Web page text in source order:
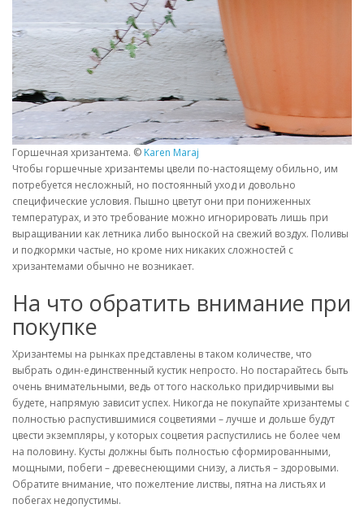
Горшечная хризантема. © Karen Maraj
Чтобы горшечные хризантемы цвели по-настоящему обильно, им
потребуется несложный, но постоянный уход и довольно
специфические условия. Пышно цветут они при пониженных
температурах, и это требование можно игнорировать лишь при
выращивании как летника либо выноской на свежий воздух. Поливы
и подкормки частые, но кроме них никаких сложностей с
хризантемами обычно не возникает.
На что обратить внимание при
покупке
Хризантемы на рынках представлены в таком количестве, что
выбрать один-единственный кустик непросто. Но постарайтесь быть
очень внимательными, ведь от того насколько придирчивыми вы
будете, напрямую зависит успех. Никогда не покупайте хризантемы с
полностью распустившимися соцветиями – лучше и дольше будут
цвести экземпляры, у которых соцветия распустились не более чем
на половину. Кусты должны быть полностью сформированными,
мощными, побеги – древеснеющими снизу, а листья – здоровыми.
Обратите внимание, что пожелтение листвы, пятна на листьях и
побегах недопустимы.